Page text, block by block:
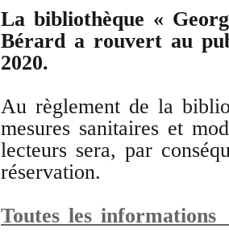
La bibliothèque «
Bérard a rouvert au
2020.
Au règlement de la
mesures sanitaires et
lecteurs sera, par
réservation.
Toutes les